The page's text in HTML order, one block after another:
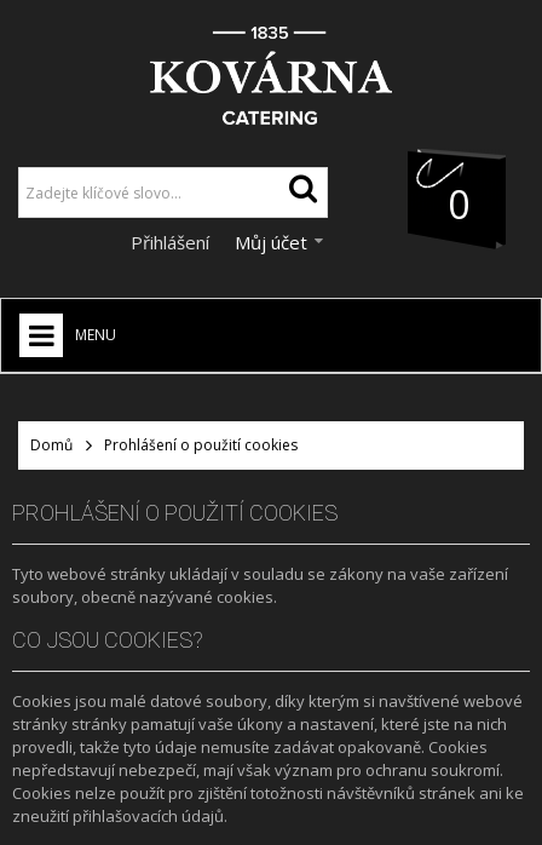
0
Přihlášení Můj účet
MENU
CATERING
+
SLUŽBY
PRONÁJEM
DOPORUČUJEME
NABÍZÍME
O NÁS
OBCHODNÍ PODMÍNKY
Domů Prohlášení o použití cookies
PROHLÁŠENÍ O POUŽITÍ COOKIES
Tyto webové stránky ukládají v souladu se zákony na vaše zařízení
soubory, obecně nazývané cookies.
CO JSOU COOKIES?
Cookies jsou malé datové soubory, díky kterým si navštívené webové
stránky stránky pamatují vaše úkony a nastavení, které jste na nich
provedli, takže tyto údaje nemusíte zadávat opakovaně. Cookies
nepředstavují nebezpečí, mají však význam pro ochranu soukromí.
Cookies nelze použít pro zjištění totožnosti návštěvníků stránek ani ke
zneužití přihlašovacích údajů.